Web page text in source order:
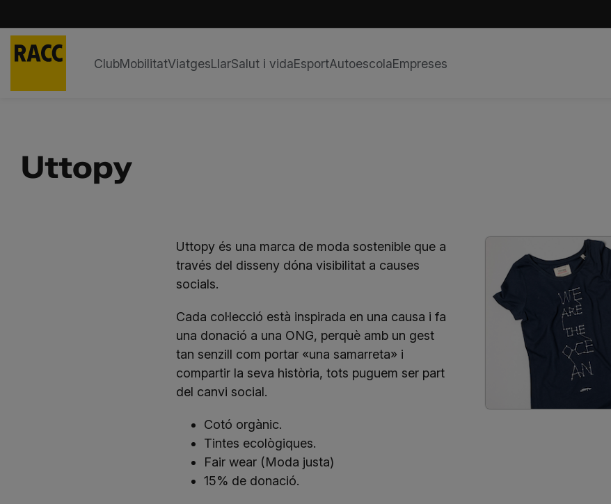
ClubMobilitatViatgesLlarSalut i vidaEsportAutoescolaEmpreses
Uttopy
Uttopy és una marca de moda sostenible que a
través del disseny dóna visibilitat a causes
socials.
Cada col·lecció està inspirada en una causa i fa
una donació a una ONG, perquè amb un gest
tan senzill com portar «una samarreta» i
compartir la seva història, tots puguem ser part
del canvi social.
Cotó orgànic.
Tintes ecològiques.
Fair wear (Moda justa)
15% de donació.